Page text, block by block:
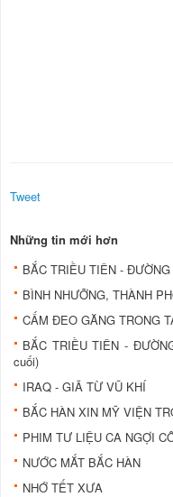
Tweet
Những tin mới hơn
BẮC TRIỀU TIÊN -
BÌNH NHƯỠNG, THÀNH
CẤM ÐEO GĂNG TRONG
BẮC TRIỀU TIÊN -
cuối)
IRAQ - GIÃ TỪ VŨ KHÍ
BẮC HÀN XIN MỸ VIỆN
PHIM TƯ LIỆU CA NGỢI
NƯỚC MẮT BẮC HÀN
NHỚ TẾT XƯA